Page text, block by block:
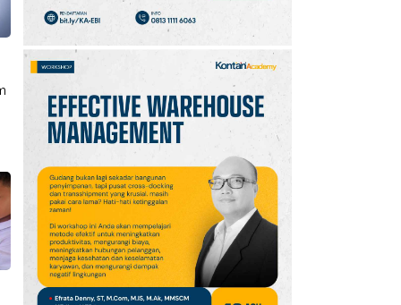
10 Simak Prakiraan Cuaca
Jawa Barat Kamis (6/8):
Waspada Hujan Ringan